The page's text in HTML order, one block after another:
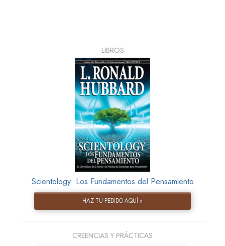
LIBROS
Scientology: Los Fundamentos del Pensamiento
HAZ TU PEDIDO AQUÍ »
CREENCIAS Y PRÁCTICAS